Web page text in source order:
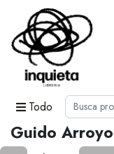
Todo
Guido Arroyo